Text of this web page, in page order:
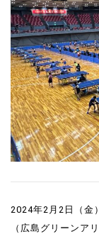
2024年2月2日（金
（広島グリーンア